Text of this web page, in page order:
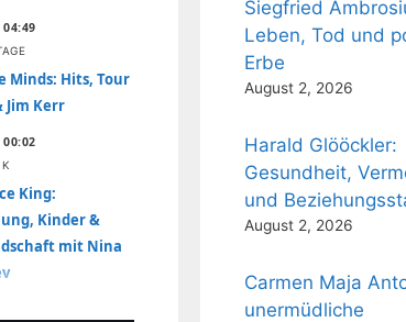
04:49
Minds: Hits, Tour
Jim Kerr
00:02
King:
Kinder &
mit Nina
Siegfried
Leben, Tod und
Erbe
August 2, 2026
Harald Glööckler:
Gesundheit,
und
August 2, 2026
Carmen Maja
unermüdliche